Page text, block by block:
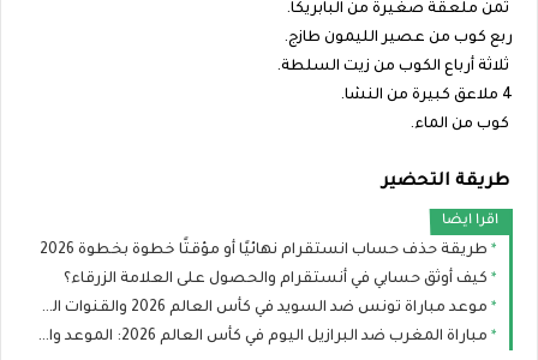
ثمن ملعقة صغيرة من البابريكا.
ربع كوب من عصير الليمون طازج.
ثلاثة أرباع الكوب من زيت السلطة.
4 ملاعق كبيرة من النشا.
كوب من الماء.
طريقة التحضير
اقرا ايضا
طريقة حذف حساب انستقرام نهائيًا أو مؤقتًا خطوة بخطوة 2026
كيف أوثق حسابي في أنستقرام والحصول على العلامة الزرقاء؟
موعد مباراة تونس ضد السويد في كأس العالم 2026 والقنوات الناقلة والتشكيل
مباراة المغرب ضد البرازيل اليوم في كأس العالم 2026: الموعد والقنوات الناقلة والتشكيل